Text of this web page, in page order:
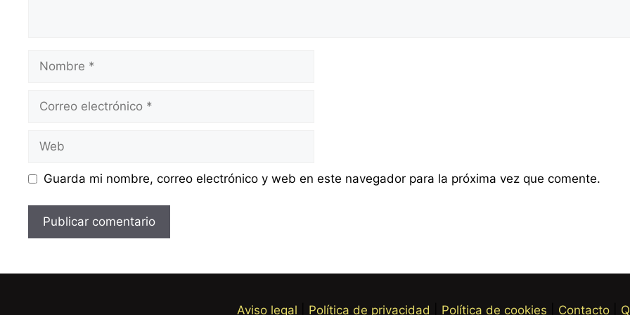
electrónico
Guarda mi nombre, correo electrónico y web en este navegador para la próxima vez que comente.
Aviso legal Política de privacidad Política de cookies Contacto